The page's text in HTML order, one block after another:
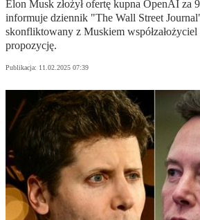
Elon Musk złożył ofertę kupna OpenAI za
informuje dziennik "The Wall Street
skonfliktowany z Muskiem współzałożyciel
propozycję.
Publikacja: 11.02.2025 07:39